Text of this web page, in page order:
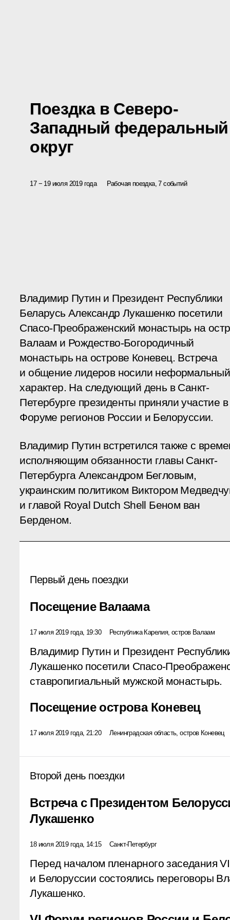
Поездка в Северо-
Западный федеральный
округ
17 − 19 июля 2019 года Рабочая поездка, 7 событий
Владимир Путин и Президент Республики
Беларусь Александр Лукашенко посетили
Спасо-Преображенский монастырь на
Валаам и Рождество-Богородичный
монастырь на острове Коневец. Встреча
и общение лидеров носили неформальный
характер. На следующий день в Санкт-
Петербурге президенты приняли участие
Форуме регионов России и Белоруссии.
Владимир Путин встретился также с
исполняющим обязанности главы Санкт-
Петербурга Александром Бегловым,
украинским политиком Виктором
и главой Royal Dutch Shell Беном ван
Берденом.
Первый день поездки
Посещение Валаама
17 июля 2019 года, 19:30 Республика Карелия, остров Валаам
Владимир Путин и Президент
Лукашенко посетили Спасо-
ставропигиальный мужской монастырь.
Посещение острова Коневец
17 июля 2019 года, 21:20 Ленинградская область, остров Коневец
Второй день поездки
Встреча с Президентом
Лукашенко
18 июля 2019 года, 14:15 Санкт-Петербург
Перед началом пленарного заседания
и Белоруссии состоялись переговоры
Лукашенко.